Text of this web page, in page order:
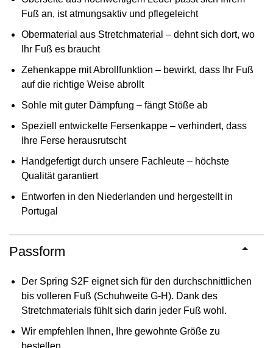
Fuß an, ist atmungsaktiv und pflegeleicht
Obermaterial aus Stretchmaterial – dehnt sich dort, wo
Ihr Fuß es braucht
Zehenkappe mit Abrollfunktion – bewirkt, dass Ihr Fuß
auf die richtige Weise abrollt
Sohle mit guter Dämpfung – fängt Stöße ab
Speziell entwickelte Fersenkappe – verhindert, dass
Ihre Ferse herausrutscht
Handgefertigt durch unsere Fachleute – höchste
Qualität garantiert
Entworfen in den Niederlanden und hergestellt in
Portugal
Passform
Der Spring S2F eignet sich für den durchschnittlichen
bis volleren Fuß (Schuhweite G-H). Dank des
Stretchmaterials fühlt sich darin jeder Fuß wohl.
Wir empfehlen Ihnen, Ihre gewohnte Größe zu
bestellen.